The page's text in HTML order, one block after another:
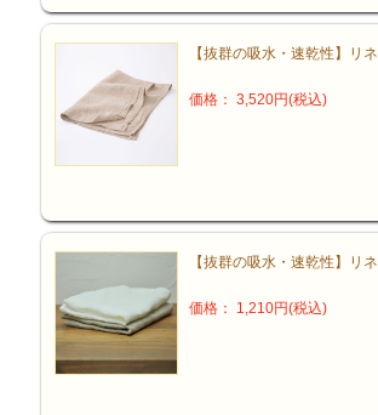
【抜群の吸水・速乾性】リ
価格： 3,520円(税込)
【抜群の吸水・速乾性】リ
価格： 1,210円(税込)